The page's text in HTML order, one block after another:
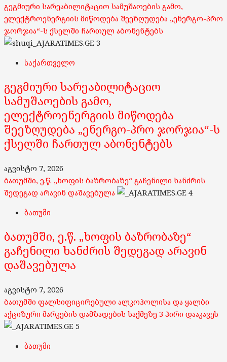
გეგმიური სარეაბილიტაციო სამუშაოების გამო,
ელექტროენერგიის მიწოდება შეეზღუდება „ენერგო-პრო
ჯორჯია“-ს ქსელში ჩართულ აბონენტებს
3
საქართველო
გეგმიური სარეაბილიტაციო
სამუშაოების გამო,
ელექტროენერგიის მიწოდება
შეეზღუდება „ენერგო-პრო ჯორჯია“-ს
ქსელში ჩართულ აბონენტებს
აგვისტო 7, 2026
ბათუმში, ე.წ. „ხოფის ბაზრობაზე“ გაჩენილი ხანძრის
შედეგად არავინ დაშავებულა
4
ბათუმი
ბათუმში, ე.წ. „ხოფის ბაზრობაზე“
გაჩენილი ხანძრის შედეგად არავინ
დაშავებულა
აგვისტო 7, 2026
ბათუმში ფალსიფიცირებული ალკოჰოლისა და ყალბი
აქციზური მარკების დამზადების საქმეზე 3 პირი დააკავეს
5
ბათუმი